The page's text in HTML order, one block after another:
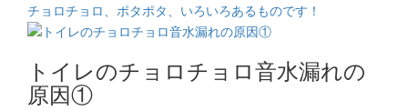
チョロチョロ、ポタポタ、いろいろあるものです！
トイレのチョロチョロ音水漏れの
原因①